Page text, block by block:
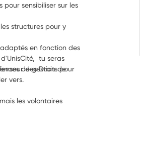
pour sensibiliser sur les
structures pour y
en fonction des
de gestion de
tu seras
des Droits pour
les volontaires